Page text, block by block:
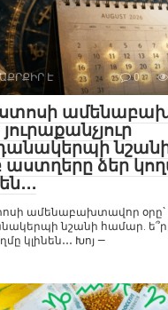
Է 0
աստղերը ձեր
ամենաբախտավոր օրը`
նշանի համար.
կլինեն․․․ Խոյ —